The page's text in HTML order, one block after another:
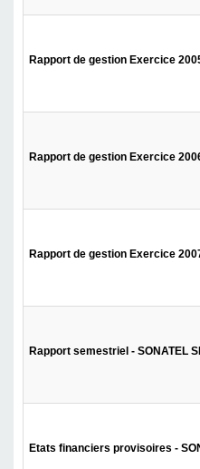
Rapport de gestion Exercice
Rapport de gestion Exercice
Rapport de gestion Exercice
Rapport semestriel - SONATEL
Etats financiers provisoires -